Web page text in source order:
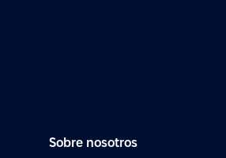
Sobre nosotros